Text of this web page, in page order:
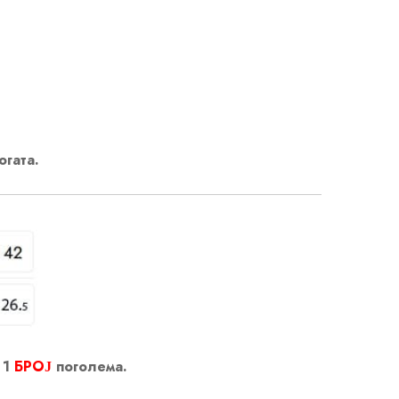
БРОЈпоголема.